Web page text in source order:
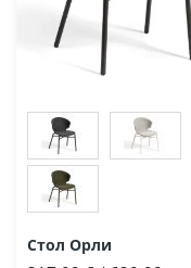
Стол Орли